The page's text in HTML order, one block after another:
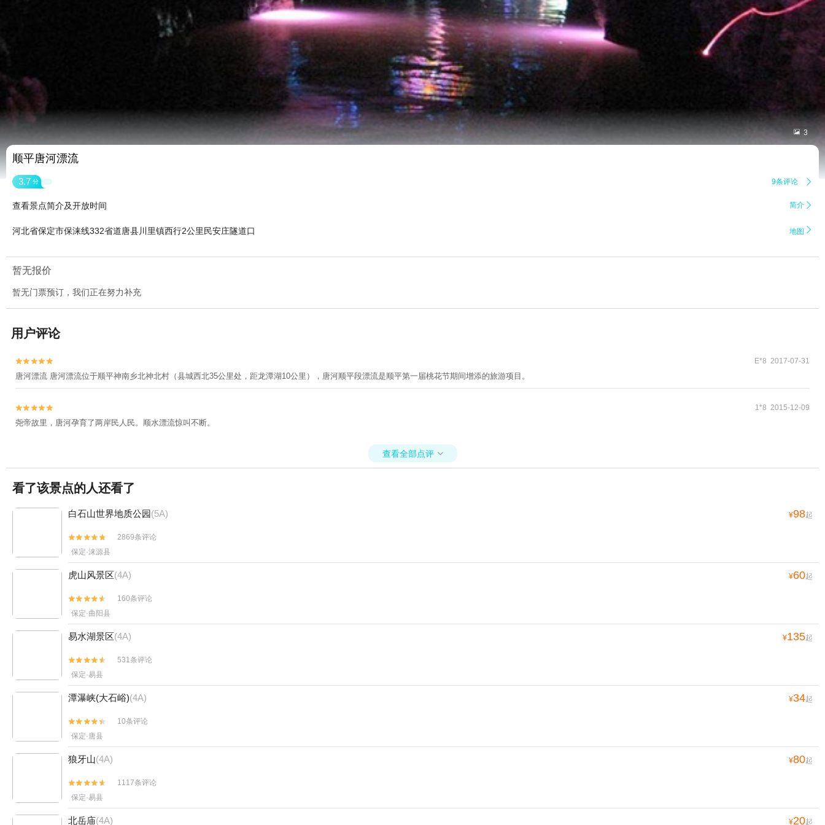
 3
顺平唐河漂流
3.7 分 9条评论 
查看景点简介及开放时间 简介 
河北省保定市保涞线332省道唐县川里镇西行2公里民安庄隧道口 地图 
暂无报价
暂无门票预订，我们正在努力补充
用户评论

 E*8 2017-07-31
唐河漂流 唐河漂流位于顺平神南乡北神北村（县城西北35公里处，距龙潭湖10公里），唐河顺平段漂流是顺平第一届桃花节期间增添的旅游项目。

 1*8 2015-12-09
尧帝故里，唐河孕育了两岸民人民。顺水漂流惊叫不断。
查看全部点评 
看了该景点的人还看了
白石山世界地质公园(5A) ¥98起


2869条评论
保定·涞源县
虎山风景区(4A) ¥60起


160条评论
保定·曲阳县
易水湖景区(4A) ¥135起


531条评论
保定·易县
潭瀑峡(大石峪)(4A) ¥34起


10条评论
保定·唐县
狼牙山(4A) ¥80起


1117条评论
保定·易县
北岳庙(4A) ¥20起